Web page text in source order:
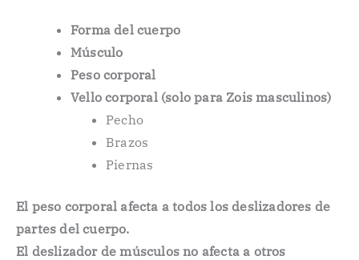
Forma del cuerpo
Músculo
Peso corporal
Vello corporal (solo para Zois masculinos)
Pecho
Brazos
Piernas
El peso corporal afecta a todos los deslizadores de
partes del cuerpo.
El deslizador de músculos no afecta a otros